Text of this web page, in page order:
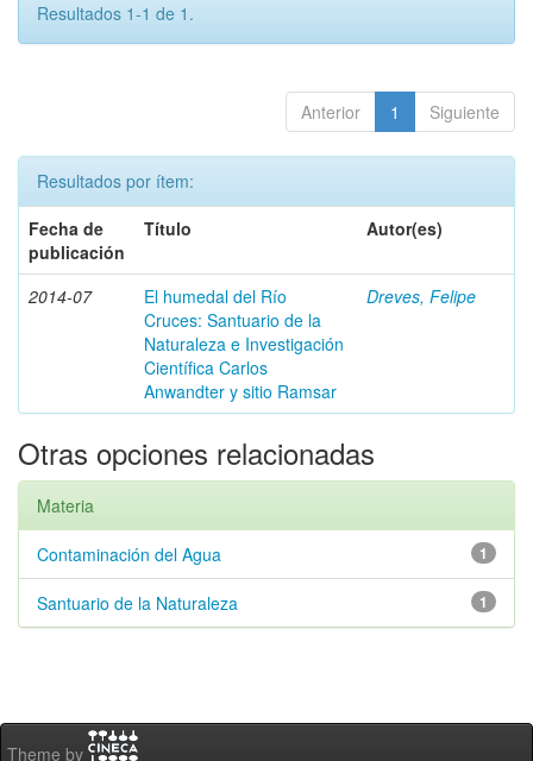
Resultados 1-1 de 1.
Anterior 1 Siguiente
Resultados por ítem:
Fecha de
publicación
Título Autor(es)
2014-07
El humedal del Río
Cruces: Santuario de la
Naturaleza e Investigación
Científica Carlos
Anwandter y sitio Ramsar
Dreves, Felipe
Otras opciones relacionadas
Materia
1
Contaminación del Agua
1
Santuario de la Naturaleza
Theme by